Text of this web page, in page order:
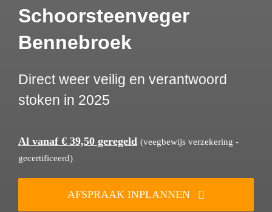
Schoorsteenveger
Bennebroek
Direct weer veilig en verantwoord
stoken in 2025
Al vanaf € 39,50 geregeld (veegbewijs verzekering -
gecertificeerd)
AFSPRAAK INPLANNEN